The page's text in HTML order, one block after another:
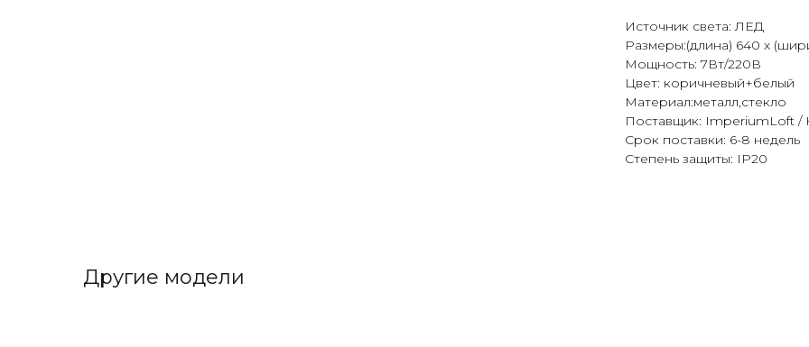
Источник света: ЛЕД
Размеры:(длина) 640 х
Мощность: 7Вт/220В
Цвет: коричневый+белый
Материал:металл,стекло
Поставщик: ImperiumLoft /
Срок поставки: 6-8 недель
Степень защиты: IP20
Другие модели